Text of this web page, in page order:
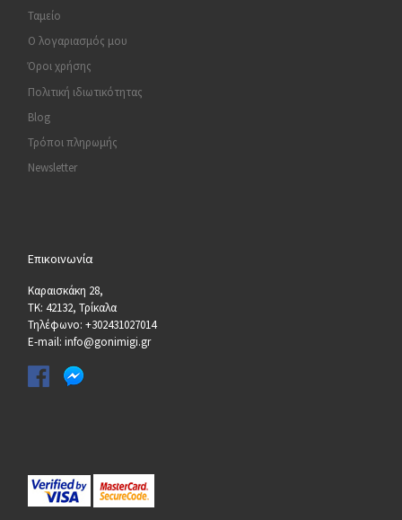
Ταμείο
Ο λογαριασμός μου
Όροι χρήσης
Πολιτική ιδιωτικότητας
Blog
Τρόποι πληρωμής
Newsletter
Επικοινωνία
Καραισκάκη 28,
ΤΚ: 42132, Τρίκαλα
Τηλέφωνο: +302431027014
E-mail: info@gonimigi.gr